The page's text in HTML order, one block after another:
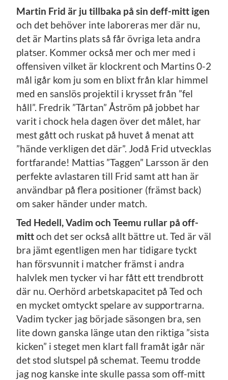
Martin Frid är ju tillbaka på sin deff-mitt igen
och det behöver inte laboreras mer där nu,
det är Martins plats så får övriga leta andra
platser. Kommer också mer och mer med i
offensiven vilket är klockrent och Martins 0-2
mål igår kom ju som en blixt från klar himmel
med en sanslös projektil i krysset från ”fel
håll”. Fredrik ”Tårtan” Åström på jobbet har
varit i chock hela dagen över det målet, har
mest gått och ruskat på huvet å menat att
”hände verkligen det där”. Jodå Frid utvecklas
fortfarande! Mattias ”Taggen” Larsson är den
perfekte avlastaren till Frid samt att han är
användbar på flera positioner (främst back)
om saker händer under match.
Ted Hedell, Vadim och Teemu rullar på off-
mittoch det ser också allt bättre ut. Ted är väl
bra jämt egentligen men har tidigare tyckt
han försvunnit i matcher främst i andra
halvlek men tycker vi har fått ett trendbrott
där nu. Oerhörd arbetskapacitet på Ted och
en mycket omtyckt spelare av supportrarna.
Vadim tycker jag började säsongen bra, sen
lite down ganska länge utan den riktiga ”sista
kicken” i steget men klart fall framåt igår när
det stod slutspel på schemat. Teemu trodde
jag nog kanske inte skulle passa som off-mitt